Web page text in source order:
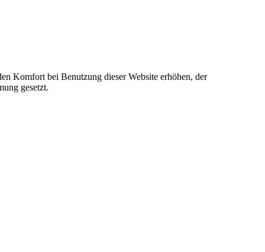
Komfort bei Benutzung dieser Website erhöhen, der
gesetzt.